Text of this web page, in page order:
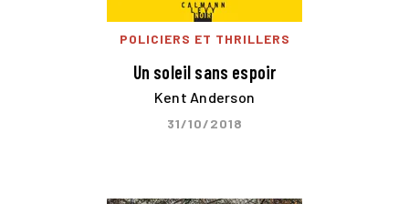
POLICIERS ET THRILLERS
Un soleil sans espoir
Kent Anderson
31/10/2018